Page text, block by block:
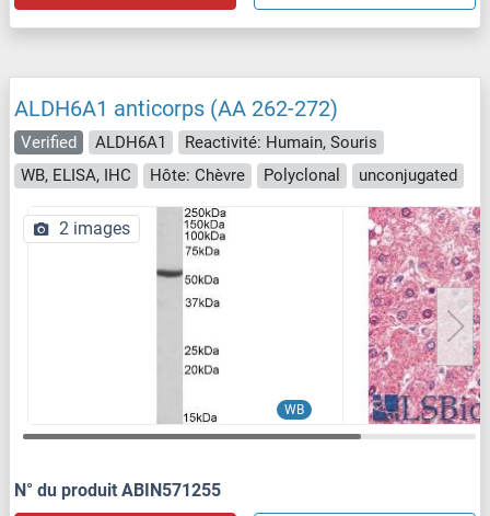
ALDH6A1 anticorps (AA 262-272)
Verified ALDH6A1
Reactivité: Humain, Souris
WB, ELISA, IHC
Hôte: Chèvre Polyclonal unconjugated
WB
2 images
N° du produit ABIN571255